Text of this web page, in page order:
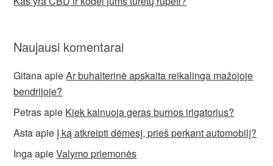
Naujausi komentarai
GitanaapieAr buhalterinė apskaita reikalinga mažojoje
bendrijoje?
Petrasapie Kiek kainuoja geras burnos irigatorius?
Astaapie Į ką atkreipti dėmesį, prieš perkant automobilį?
IngaapieValymo priemonės